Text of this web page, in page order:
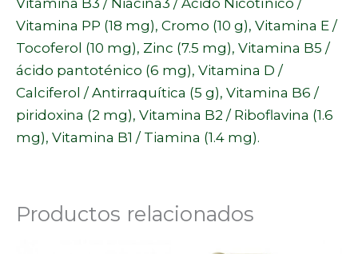
Vitamina B3 / Niacina3 / Ácido Nicotínico /
Vitamina PP (18 mg), Cromo (10 g), Vitamina E /
Tocoferol (10 mg), Zinc (7.5 mg), Vitamina B5 /
ácido pantoténico (6 mg), Vitamina D /
Calciferol / Antirraquítica (5 g), Vitamina B6 /
piridoxina (2 mg), Vitamina B2 / Riboflavina (1.6
mg), Vitamina B1 / Tiamina (1.4 mg).
Productos relacionados